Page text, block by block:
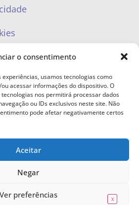
o consentimento
usamos tecnologias como
acessar informações do dispositivo. O
nos permitirá processar dados
ou IDs exclusivos neste site. Não
pode afetar negativamente certos
Aceitar
Negar
Ver preferências
direitos reservados. Proibida cópia total ou
sem autorização.
X